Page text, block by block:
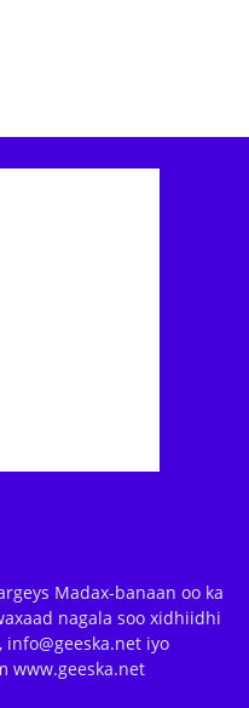
Madax-banaan oo ka
nagala soo xidhiidhi
info@geeska.net iyo
www.geeska.net